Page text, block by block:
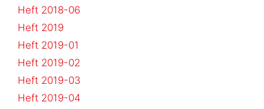
Heft 2018-06
Heft 2019
Heft 2019-01
Heft 2019-02
Heft 2019-03
Heft 2019-04